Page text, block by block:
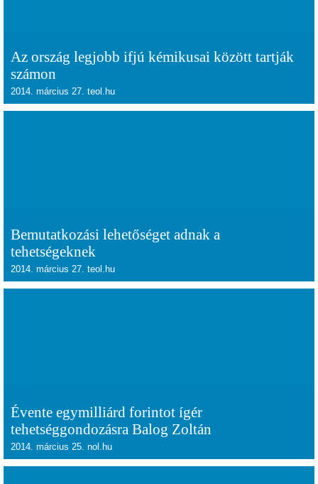
Az ország legjobb ifjú kémikusai között tartják
számon
2014. március 27. teol.hu
Bemutatkozási lehetőséget adnak a
tehetségeknek
2014. március 27. teol.hu
Évente egymilliárd forintot ígér
tehetséggondozásra Balog Zoltán
2014. március 25. nol.hu